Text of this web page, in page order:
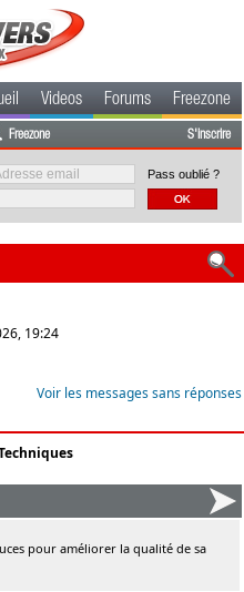
Videos Forums Freezone
Freezone S'inscrire
Pass oublié ?
19:24
Voir les messages sans réponses
pour améliorer la qualité de sa